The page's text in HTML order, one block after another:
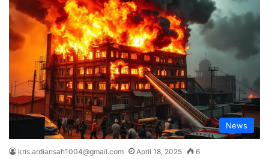
News
kris.ardiansah1004@gmail.com April 18, 2025 6